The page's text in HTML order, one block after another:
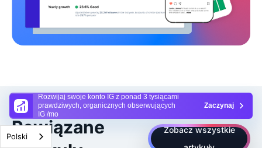
Rozwijaj swoje konto IG z ponad 3 tysiącami
prawdziwych, organicznych obserwujących
IG /mo
Zaczynaj
Powiązane
Zobacz wszystkie
Polski